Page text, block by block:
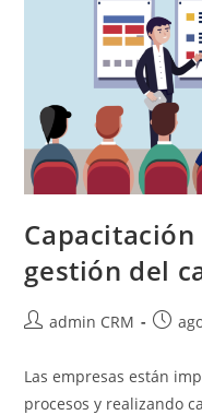
gestión del
admin CRM
Las empresas están
procesos y realizando